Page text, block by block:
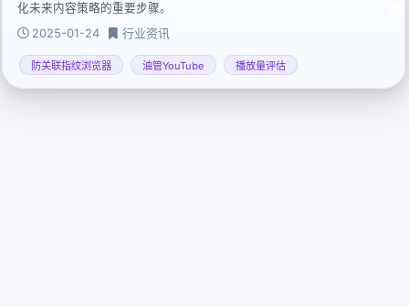
化未来内容策略的重要步骤。
2025-01-24
行业资讯
防关联指纹浏览器 油管YouTube 播放量评估